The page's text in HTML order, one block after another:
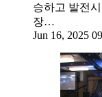
승하고 발전
장…
Jun 16, 2025